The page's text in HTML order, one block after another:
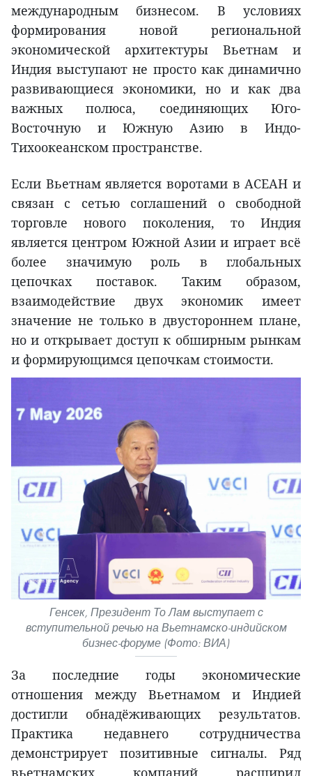
международным бизнесом. В условиях
формирования новой региональной
экономической архитектуры Вьетнам и
Индия выступают не просто как динамично
развивающиеся экономики, но и как два
важных полюса, соединяющих Юго-
Восточную и Южную Азию в Индо-
Тихоокеанском пространстве.
Если Вьетнам является воротами в АСЕАН и
связан с сетью соглашений о свободной
торговле нового поколения, то Индия
является центром Южной Азии и играет всё
более значимую роль в глобальных
цепочках поставок. Таким образом,
взаимодействие двух экономик имеет
значение не только в двустороннем плане,
но и открывает доступ к обширным рынкам
и формирующимся цепочкам стоимости.
Генсек, Президент То Лам выступает с
вступительной речью на Вьетнамско-индийском
бизнес-форуме (Фото: ВИА)
За последние годы экономические
отношения между Вьетнамом и Индией
достигли обнадёживающих результатов.
Практика недавнего сотрудничества
демонстрирует позитивные сигналы. Ряд